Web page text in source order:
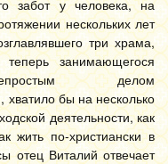
забот у человека, на
нескольких лет
три храма,
занимающегося
делом
хватило бы на несколько
деятельности, как
жить по-христиански в
отец Виталий отвечает